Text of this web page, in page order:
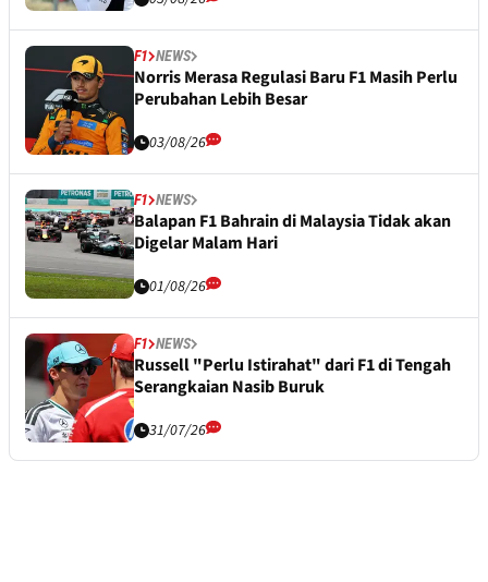
F1 NEWS
Norris Merasa Regulasi Baru F1 Masih Perlu
Perubahan Lebih Besar
03/08/26
F1 NEWS
Balapan F1 Bahrain di Malaysia Tidak akan
Digelar Malam Hari
01/08/26
F1 NEWS
Russell "Perlu Istirahat" dari F1 di Tengah
Serangkaian Nasib Buruk
31/07/26